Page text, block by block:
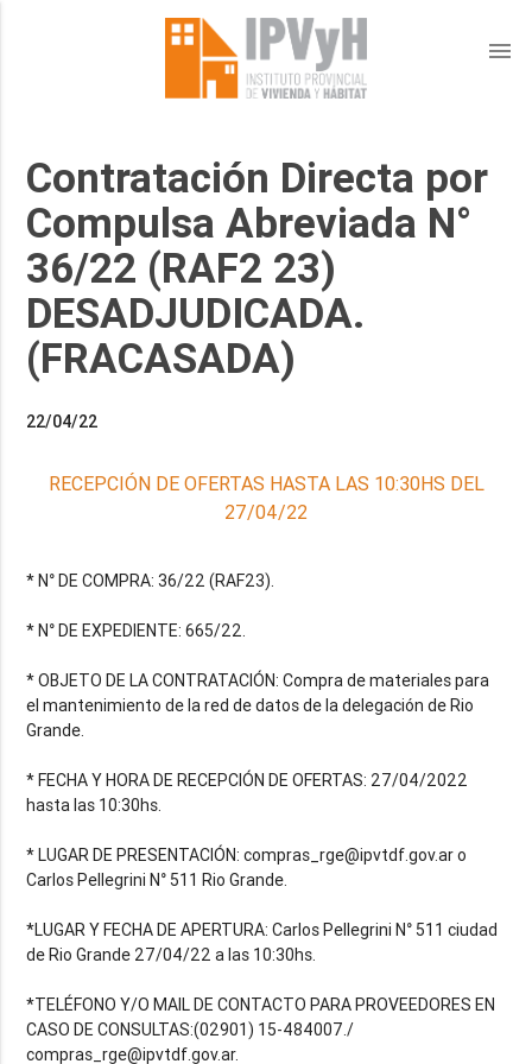
menu
Contratación Directa por
Compulsa Abreviada N°
36/22 (RAF2 23)
DESADJUDICADA.
(FRACASADA)
22/04/22
RECEPCIÓN DE OFERTAS HASTA LAS 10:30HS DEL
27/04/22
* N° DE COMPRA: 36/22 (RAF23).
* N° DE EXPEDIENTE: 665/22.
* OBJETO DE LA CONTRATACIÓN: Compra de materiales para
el mantenimiento de la red de datos de la delegación de Rio
Grande.
* FECHA Y HORA DE RECEPCIÓN DE OFERTAS: 27/04/2022
hasta las 10:30hs.
* LUGAR DE PRESENTACIÓN: compras_rge@ipvtdf.gov.ar o
Carlos Pellegrini N° 511 Rio Grande.
*LUGAR Y FECHA DE APERTURA: Carlos Pellegrini N° 511 ciudad
de Rio Grande 27/04/22 a las 10:30hs.
*TELÉFONO Y/O MAIL DE CONTACTO PARA PROVEEDORES EN
CASO DE CONSULTAS:(02901) 15-484007./
compras_rge@ipvtdf.gov.ar.